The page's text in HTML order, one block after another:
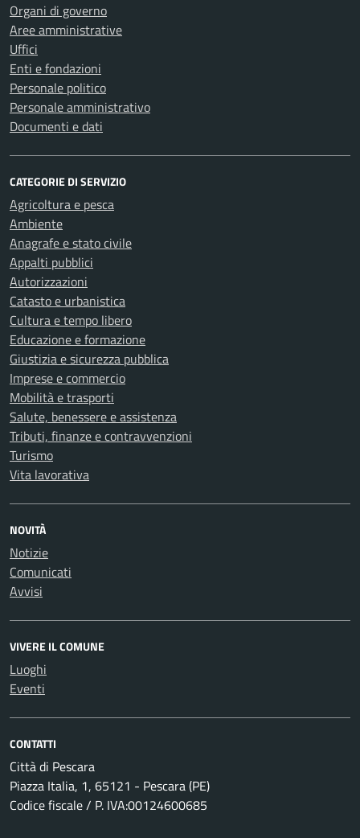
Organi di governo
Aree amministrative
Uffici
Enti e fondazioni
Personale politico
Personale amministrativo
Documenti e dati
CATEGORIE DI SERVIZIO
Agricoltura e pesca
Ambiente
Anagrafe e stato civile
Appalti pubblici
Autorizzazioni
Catasto e urbanistica
Cultura e tempo libero
Educazione e formazione
Giustizia e sicurezza pubblica
Imprese e commercio
Mobilità e trasporti
Salute, benessere e assistenza
Tributi, finanze e contravvenzioni
Turismo
Vita lavorativa
NOVITÀ
Notizie
Comunicati
Avvisi
VIVERE IL COMUNE
Luoghi
Eventi
CONTATTI
Città di Pescara
Piazza Italia, 1, 65121 - Pescara (PE)
Codice fiscale / P. IVA:00124600685